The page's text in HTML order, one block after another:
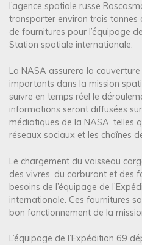
l’agence spatiale russe
transporter environ trois tonnes
de fournitures pour l’équipage
Station spatiale internationale.
La NASA assurera la
importants dans la mission
suivre en temps réel le
informations seront diffusées
médiatiques de la NASA, telles
réseaux sociaux et les chaînes
Le chargement du vaisseau
des vivres, du carburant et des
besoins de l’équipage de
internationale. Ces fournitures
bon fonctionnement de la
L’équipage de l’Expédition 69